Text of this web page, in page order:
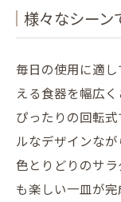
様々なシーン
毎日の使用に適
える食器を幅広
ぴったりの回転
ルなデザインなが
色とりどりのサ
も楽しい一皿が